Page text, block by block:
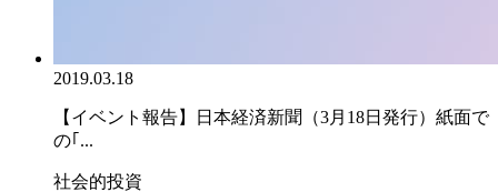
2019.03.18
【イベント報告】日本経済新聞（3月18日発行）紙面で
の｢...
社会的投資